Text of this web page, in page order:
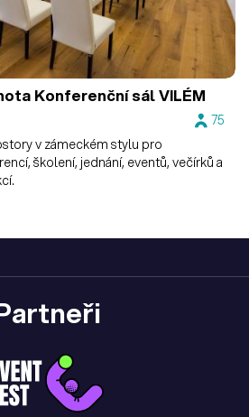
Konferenční sál VILÉM
75
v zámeckém stylu pro
školení, jednání, eventů, večírků a